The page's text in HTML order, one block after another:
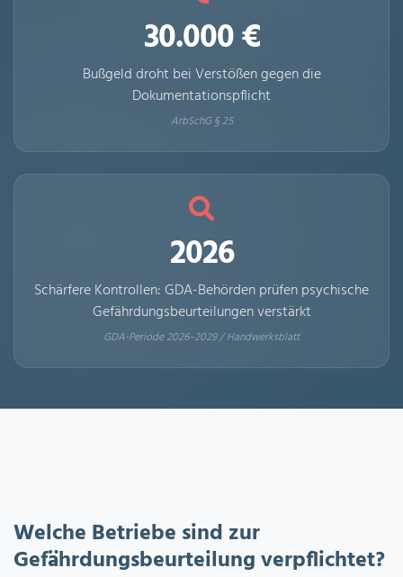
30.000 €
Bußgeld droht bei Verstößen gegen die
Dokumentationspflicht
ArbSchG § 25
2026
Schärfere Kontrollen: GDA-Behörden prüfen psychische
Gefährdungsbeurteilungen verstärkt
GDA-Periode 2026–2029 / Handwerksblatt
Welche Betriebe sind zur
Gefährdungsbeurteilung verpflichtet?